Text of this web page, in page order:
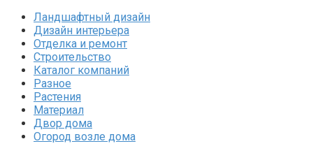
Ландшафтный дизайн
Дизайн интерьера
Отделка и ремонт
Строительство
Каталог компаний
Разное
Растения
Материал
Двор дома
Огород возле дома